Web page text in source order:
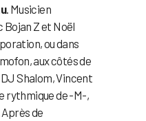
. Musicien
Bojan Z et Noël
ou dans
aux côtés de
Shalom, Vincent
rythmique de -M-,
de